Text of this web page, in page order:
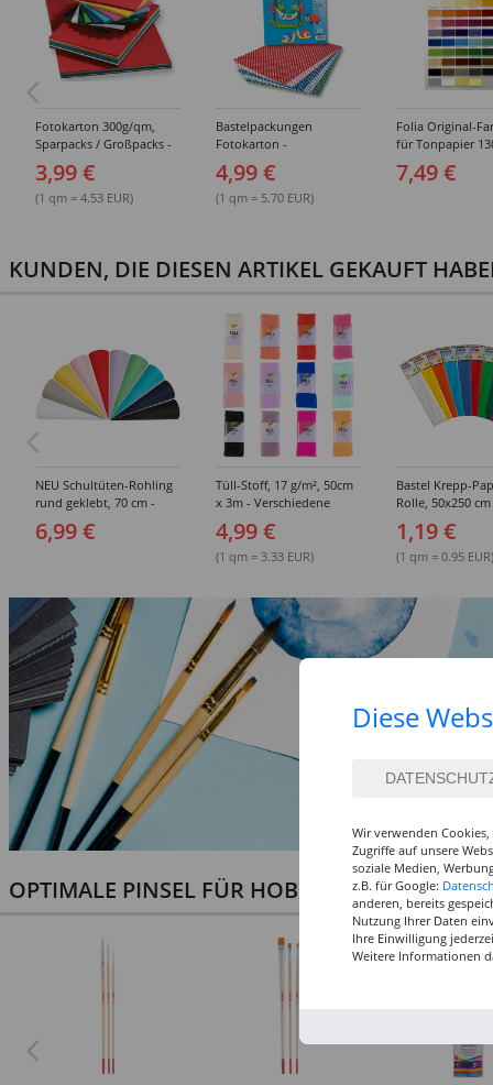
Fotokarton 300g/qm,
Sparpacks / Großpacks -
Verschiedene
Ausführungen
3,99 €
(1 qm = 4.53 EUR)
Bastelpackungen
Fotokarton -
Verschiedene
Sortierungen
4,99 €
(1 qm = 5.70 EUR)
Folia Original-
für Tonpapier
Tonkarton/
220g/qm,
7,49 €
KUNDEN, DIE DIESEN ARTIKEL GEKAUFT
NEU Schultüten-Rohling
rund geklebt, 70 cm -
Verschiedene Farben
6,99 €
Tüll-Stoff, 17 g/m², 50cm
x 3m - Verschiedene
Farben
4,99 €
(1 qm = 3.33 EUR)
Bastel Krepp-
Rolle, 50x250 cm
Verschiedene
1,19 €
(1 qm = 0.95 EUR)
OPTIMALE PINSEL FÜR HOBBY & KUNST
Diese
Wir verwenden
Zugriffe auf unsere
soziale Medien,
z.B. für Google:
anderen, bereits
Nutzung Ihrer Daten
Ihre Einwilligung
Weitere Informationen